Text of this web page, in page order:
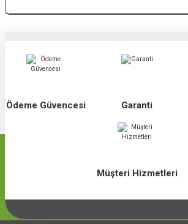
Ödeme Güvencesi Garanti
Müşteri Hizmetleri